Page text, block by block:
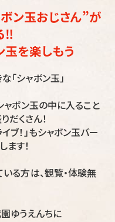
ン玉おじさん”が
‼
玉を楽しもう
「シャボン玉」
ャボン玉の中に入ること
だくさん！
ブ！」もシャボン玉バー
ます！
る方は、観覧・体験無
ゆうえんちに